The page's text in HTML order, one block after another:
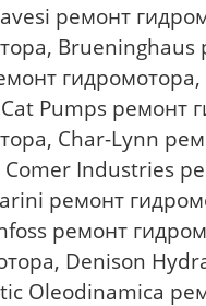
ремонт
Brueninghaus
Pumps ремонт
Char-Lynn
Industries
ремонт
ремонт
Denison
Oleodinamica